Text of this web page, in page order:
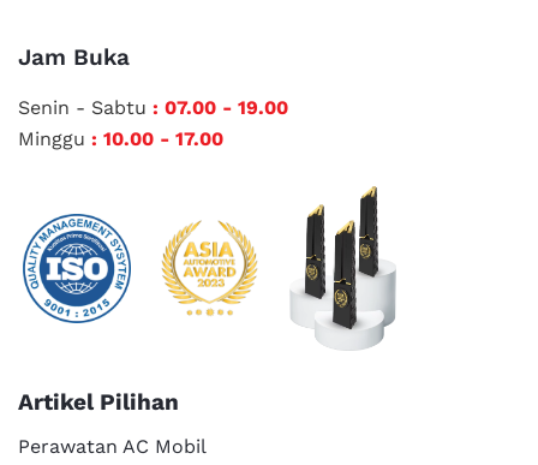
Jam Buka
Senin - Sabtu : 07.00 - 19.00
Minggu : 10.00 - 17.00
Artikel Pilihan
Perawatan AC Mobil